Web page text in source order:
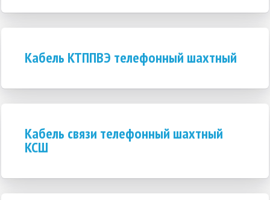
Кабель КТППВЭ телефонный шахтный
Кабель связи телефонный шахтный
КСШ